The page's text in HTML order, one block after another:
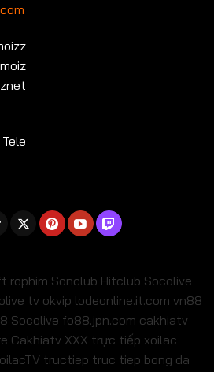
rophim Sonclub Hitclub Socolive
tv okvip lodeonline.it.com vn88
Socolive fo88.jpn.com cakhiatv
Cakhiatv XXX trực tiếp xoilac
tructiep truc tiep bong da